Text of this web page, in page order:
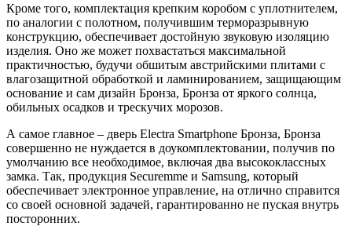
Кроме того, комплектация крепким коробом с уплотнителем,
по аналогии с полотном, получившим терморазрывную
конструкцию, обеспечивает достойную звуковую изоляцию
изделия. Оно же может похвастаться максимальной
практичностью, будучи обшитым австрийскими плитами с
влагозащитной обработкой и ламинированием, защищающим
основание и сам дизайн Бронза, Бронза от яркого солнца,
обильных осадков и трескучих морозов.
А самое главное – дверь Electra Smartphone Бронза, Бронза
совершенно не нуждается в доукомплектовании, получив по
умолчанию все необходимое, включая два высококлассных
замка. Так, продукция Securemme и Samsung, который
обеспечивает электронное управление, на отлично справится
со своей основной задачей, гарантированно не пуская внутрь
посторонних.